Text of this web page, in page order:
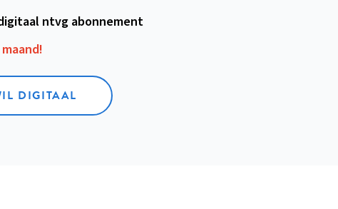
ntvg abonnement
DIGITAAL